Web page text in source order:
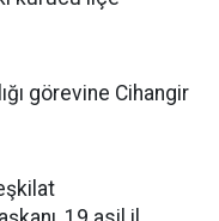
görevine Cihangir